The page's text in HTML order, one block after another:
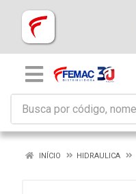
INÍCIO HIDRAULICA